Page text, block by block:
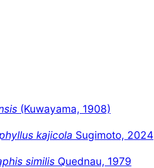
(Kuwayama, 1908)
kajicola Sugimoto, 2024
similis Quednau, 1979